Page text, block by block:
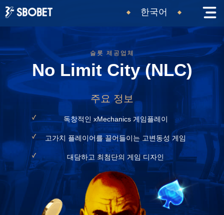
한국어
슬롯 제공업체
No Limit City (NLC)
주요 정보
독창적인 xMechanics 게임플레이
고가치 플레이어를 끌어들이는 고변동성 게임
대담하고 최첨단의 게임 디자인